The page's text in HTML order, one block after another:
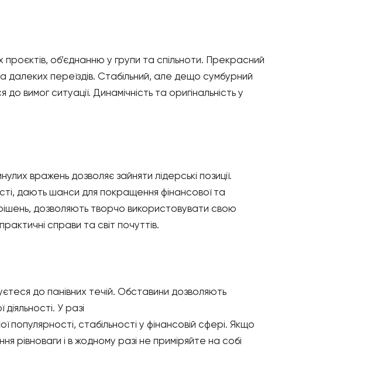
об’єднанню у групи та спільноти. Прекрасний
далеких переїздів. Стабільний, але дещо сумбурний
ситуації. Динамічність та оригінальність у
вражень дозволяє зайняти лідерські позиції.
дають шанси для покращення фінансової та
дозволяють творчо використовувати свою
справи та світ почуттів.
до панівних течій. Обставини дозволяють
У разі
стабільності у фінансовій сфері. Якщо
рівноваги і в жодному разі не приміряйте на собі